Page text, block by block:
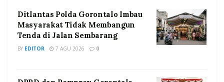
Ditlantas Polda Gorontalo Imbau
Masyarakat Tidak Membangun
Tenda di Jalan Sembarang
BY EDITOR 7 AGU 2026 0